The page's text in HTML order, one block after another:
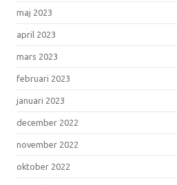
maj 2023
april 2023
mars 2023
februari 2023
januari 2023
december 2022
november 2022
oktober 2022